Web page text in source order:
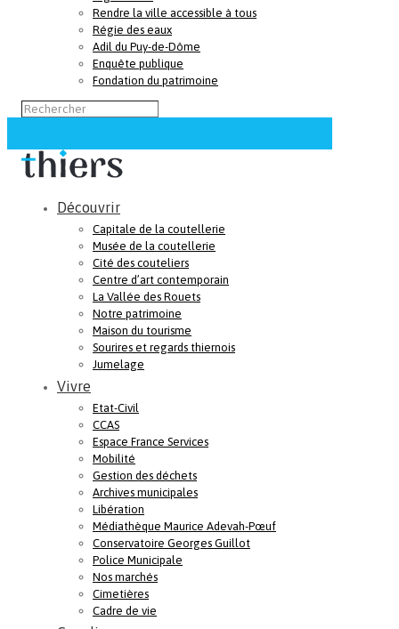
Rendre la ville accessible à tous
Régie des eaux
Adil du Puy-de-Dôme
Enquête publique
Fondation du patrimoine
Découvrir
Capitale de la coutellerie
Musée de la coutellerie
Cité des couteliers
Centre d’art contemporain
La Vallée des Rouets
Notre patrimoine
Maison du tourisme
Sourires et regards thiernois
Jumelage
Vivre
Etat-Civil
CCAS
Espace France Services
Mobilité
Gestion des déchets
Archives municipales
Libération
Médiathèque Maurice Adevah-Pœuf
Conservatoire Georges Guillot
Police Municipale
Nos marchés
Cimetières
Cadre de vie